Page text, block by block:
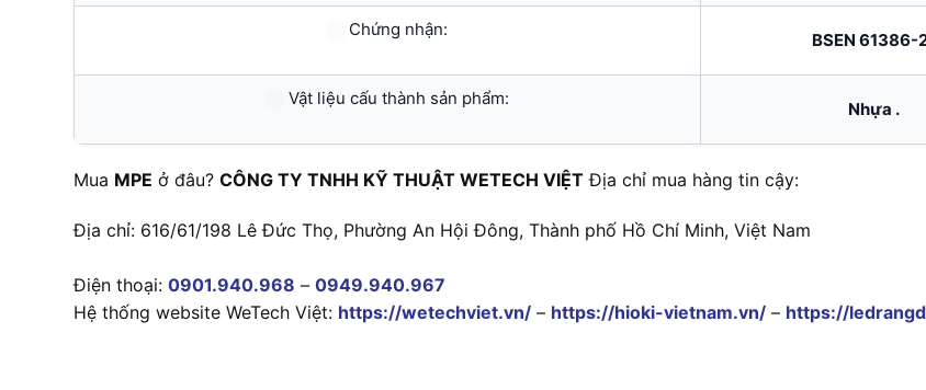
Chứng nhận:
BSEN 61386-
Vật liệu cấu thành sản phẩm:
Nhựa .
Mua MPE ở đâu? CÔNG TY TNHH KỸ THUẬT WETECH VIỆT Địa chỉ mua hàng tin cậy:
Địa chỉ: 616/61/198 Lê Đức Thọ, Phường An Hội Đông, Thành phố Hồ Chí Minh, Việt Nam
Điện thoại: 0901.940.968 – 0949.940.967
Hệ thống website WeTech Việt: https://wetechviet.vn/ – https://hioki-vietnam.vn/ – https://